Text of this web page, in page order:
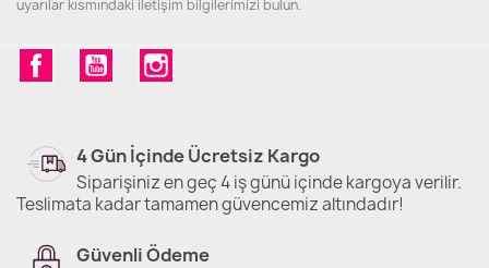
uyarılar kısmındaki iletişim bilgilerimizi bulun.
FacebookYouTube
4 Gün İçinde Ücretsiz Kargo
Siparişiniz en geç 4 iş günü içinde kargoya verilir.
Teslimata kadar tamamen güvencemiz altındadır!
Güvenli Ödeme